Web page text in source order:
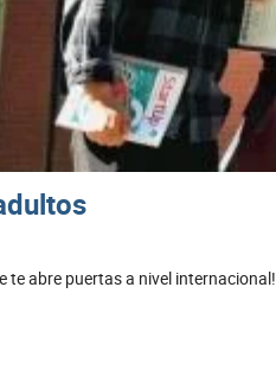
te abre puertas a nivel internacional!